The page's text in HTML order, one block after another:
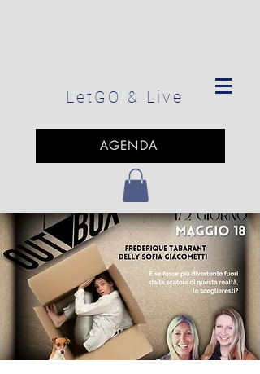
LetGO & Live
AGENDA